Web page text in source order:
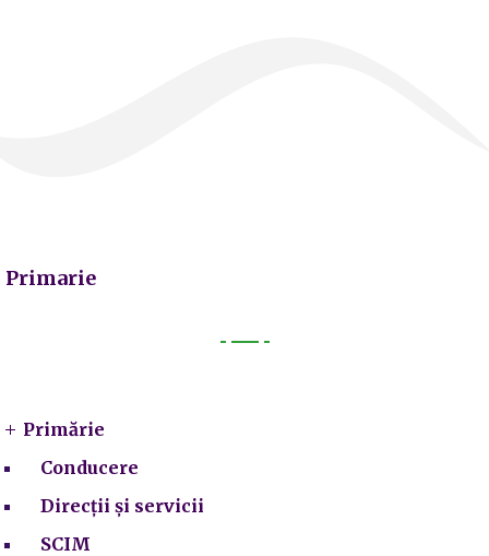
Primarie
Primărie
Conducere
Direcții și servicii
SCIM